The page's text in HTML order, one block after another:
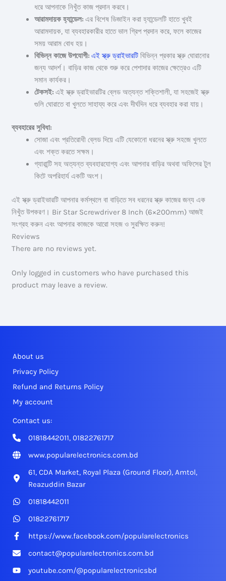
ধরে আপনাকে নিখুঁত কাজ প্রদান করবে।
আরামদায়ক হ্যান্ডেল: এর বিশেষ ডিজাইন করা হ্যান্ডেলটি হাতে খুবই
আরামদায়ক, যা ব্যবহারকারীর হাতে ভাল গ্রিপ প্রদান করে, ফলে কাজের
সময় আরাম বোধ হয়।
বিভিন্ন কাজে উপযোগী: এই স্ক্রু ড্রাইভারটি বিভিন্ন প্রকার স্ক্রু ঘোরানোর
জন্য আদর্শ। বাড়ির কাজ থেকে শুরু করে পেশাদার কাজের ক্ষেত্রেও এটি
সমান কার্যকর।
টেকসই: এই স্ক্রু ড্রাইভারটির ব্লেড অত্যন্ত শক্তিশালী, যা সহজেই স্ক্রু
গুলি ঘোরাতে বা খুলতে সাহায্য করে এবং দীর্ঘদিন ধরে ব্যবহার করা যায়।
ব্যবহারের সুবিধা:
সোজা এবং প্রতিরোধী ব্লেড দিয়ে এটি যেকোনো ধরনের স্ক্রু সহজে খুলতে
এবং শক্ত করতে সক্ষম।
গ্যারান্টি সহ অত্যন্ত ব্যবহারযোগ্য এবং আপনার বাড়ির অথবা অফিসের টুল
কিটে অপরিহার্য একটি অংশ।
এই স্ক্রু ড্রাইভারটি আপনার কর্মস্থলে বা বাড়িতে সব ধরনের স্ক্রু কাজের জন্য এক
নিখুঁত উপকরণ। Bir Star Screwdriver 8 Inch (6×200mm) আজই
সংগ্রহ করুন এবং আপনার কাজকে আরো সহজ ও সুরক্ষিত করুন!
Reviews
There are no reviews yet.
Only logged in customers who have purchased this
product may leave a review.
About us
Privacy Policy
Refund and Returns Policy
My account
Contact us:
01818442011, 01822761717
www.popularelectronics.com.bd
61, CDA Market, Royal Plaza (Ground Floor), Amtol,
Reazuddin Bazar
01818442011
01822761717
https://www.facebook.com/popularelectronics
contact@popularelectronics.com.bd
youtube.com/@popularelectronicsbd